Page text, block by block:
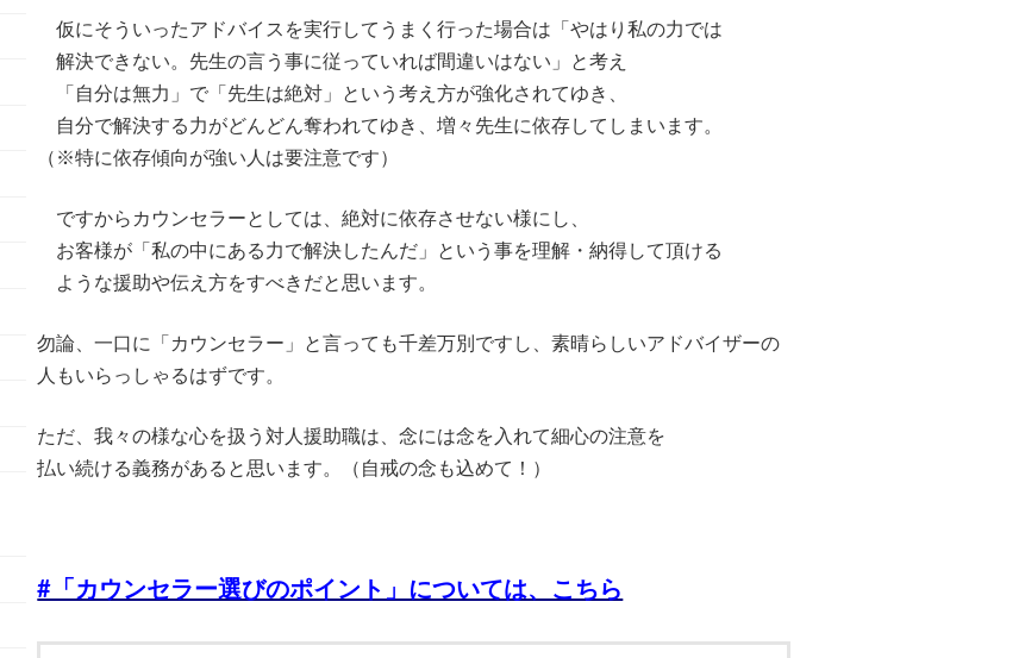
仮にそういったアドバイスを実行してうまく行った場合は「やはり私の力では
解決できない。先生の言う事に従っていれば間違いはない」と考え
「自分は無力」で「先生は絶対」という考え方が強化されてゆき、
自分で解決する力がどんどん奪われてゆき、増々先生に依存してしまいます。
（※特に依存傾向が強い人は要注意です）
ですからカウンセラーとしては、絶対に依存させない様にし、
お客様が「私の中にある力で解決したんだ」という事を理解・納得して頂ける
ような援助や伝え方をすべきだと思います。
勿論、一口に「カウンセラー」と言っても千差万別ですし、素晴らしいアドバイザーの
人もいらっしゃるはずです。
ただ、我々の様な心を扱う対人援助職は、念には念を入れて細心の注意を
払い続ける義務があると思います。（自戒の念も込めて！）
#「カウンセラー選びのポイント」については、こちら